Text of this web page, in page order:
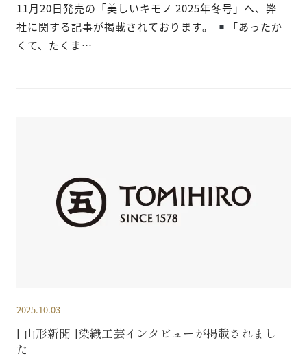
11月20日発売の「美しいキモノ 2025年冬号」へ、弊
社に関する記事が掲載されております。
「あったか
くて、たくま…
2025.10.03
[ 山形新聞 ]染織工芸インタビューが掲載されまし
た